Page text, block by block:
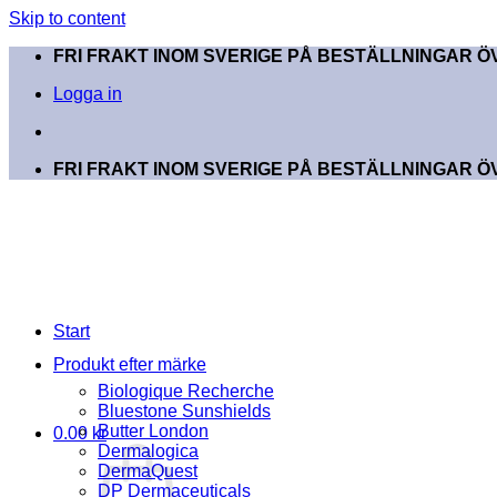
Skip to content
FRI FRAKT INOM SVERIGE PÅ BESTÄLLNINGAR
Logga in
FRI FRAKT INOM SVERIGE PÅ BESTÄLLNINGAR
0.00 kr
Start
Produkt efter märke
Biologique Recherche
Bluestone Sunshields
Butter London
Dermalogica
DermaQuest
DP Dermaceuticals